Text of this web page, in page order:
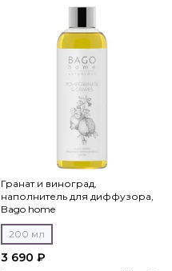
Гранат и виноград,
наполнитель для диффузора,
Bago home
200 мл
3 690 ₽